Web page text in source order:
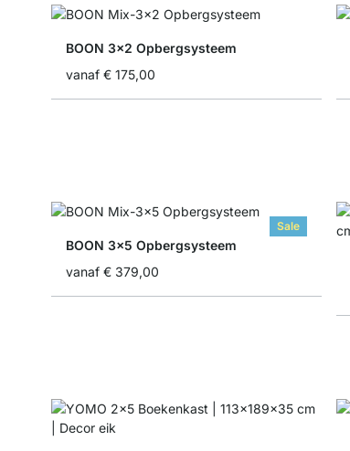
BOON 3x2 Opbergsysteem
vanaf € 175,00
Sale
BOON 3x5 Opbergsysteem
vanaf € 379,00